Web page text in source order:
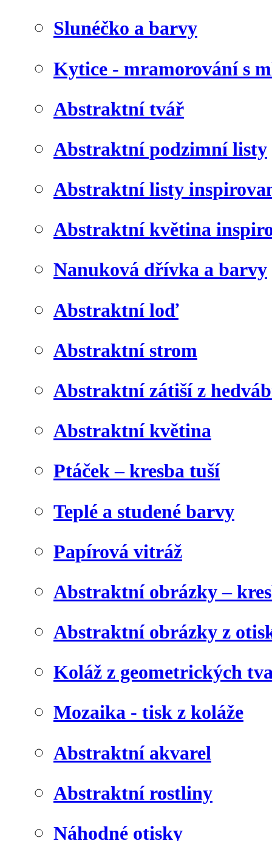
Slunéčko a barvy
Kytice - mramorování s
Abstraktní tvář
Abstraktní podzimní listy
Abstraktní listy
Abstraktní květina
Nanuková dřívka a barvy
Abstraktní loď
Abstraktní strom
Abstraktní zátiší z
Abstraktní květina
Ptáček – kresba tuší
Teplé a studené barvy
Papírová vitráž
Abstraktní obrázky –
Abstraktní obrázky z
Koláž z geometrických
Mozaika - tisk z koláže
Abstraktní akvarel
Abstraktní rostliny
Náhodné otisky